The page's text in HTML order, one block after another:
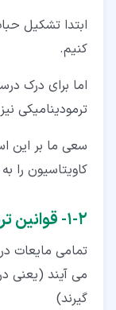
ابتدا تشکیل
کنیم.
اما برای درک
ترمودینامیکی
سعی ما بر این
کاویتاسیون را
۲‏-‏۱‏- قوانین ترمودینامیکی مرتبط با کاویتاسیون
تمامی مایعات
می آیند (یعنی
گیرند)